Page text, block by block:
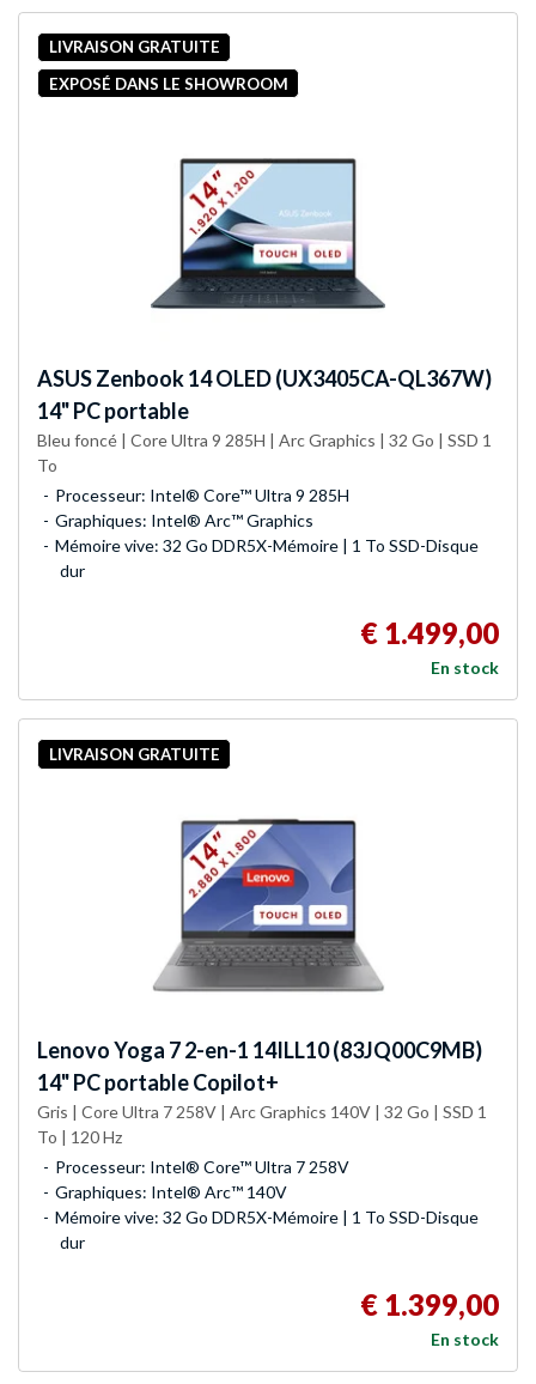
LIVRAISON GRATUITE
EXPOSÉ DANS LE SHOWROOM
ASUSZenbook 14 OLED (UX3405CA-QL367W)
14" PC portable
Bleu foncé | Core Ultra 9 285H | Arc Graphics | 32 Go | SSD 1
To
Processeur: Intel® Core™ Ultra 9 285H
Graphiques: Intel® Arc™ Graphics
Mémoire vive: 32 Go DDR5X-Mémoire | 1 To SSD-Disque
dur
€ 1.499,00
En stock
LIVRAISON GRATUITE
LenovoYoga 7 2-en-1 14ILL10 (83JQ00C9MB)
14" PC portable Copilot+
Gris | Core Ultra 7 258V | Arc Graphics 140V | 32 Go | SSD 1
To | 120 Hz
Processeur: Intel® Core™ Ultra 7 258V
Graphiques: Intel® Arc™ 140V
Mémoire vive: 32 Go DDR5X-Mémoire | 1 To SSD-Disque
dur
€ 1.399,00
En stock